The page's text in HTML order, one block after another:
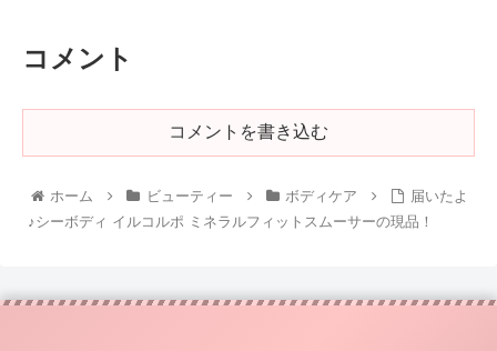
コメント
コメントを書き込む
ホーム ビューティー ボディケア
届いたよ
♪シーボディ イルコルポ ミネラルフィットスムーサーの現品！